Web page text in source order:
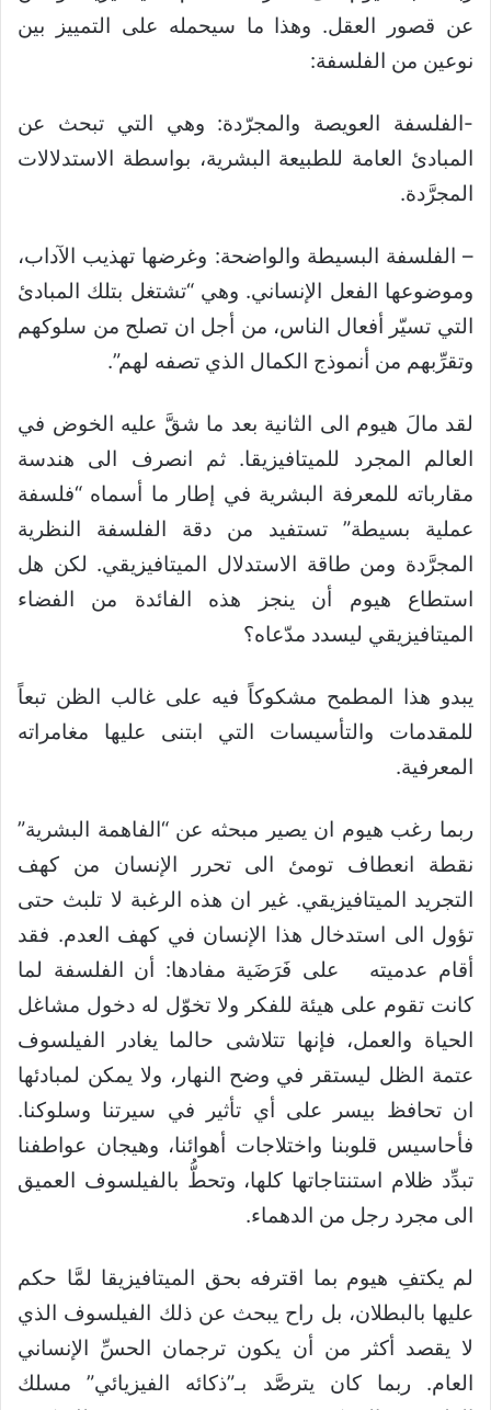
عن قصور العقل. وهذا ما سيحمله على التمييز بين
نوعين من الفلسفة:
-الفلسفة العويصة والمجرّدة: وهي التي تبحث عن
المبادئ العامة للطبيعة البشرية، بواسطة الاستدلالات
المجرَّدة.
– الفلسفة البسيطة والواضحة: وغرضها تهذيب الآداب،
وموضوعها الفعل الإنساني. وهي “تشتغل بتلك المبادئ
التي تسيّر أفعال الناس، من أجل ان تصلح من سلوكهم
وتقرِّبهم من أنموذج الكمال الذي تصفه لهم”.
لقد مالَ هيوم الى الثانية بعد ما شقَّ عليه الخوض في
العالم المجرد للميتافيزيقا. ثم انصرف الى هندسة
مقارباته للمعرفة البشرية في إطار ما أسماه “فلسفة
عملية بسيطة” تستفيد من دقة الفلسفة النظرية
المجرَّدة ومن طاقة الاستدلال الميتافيزيقي. لكن هل
استطاع هيوم أن ينجز هذه الفائدة من الفضاء
الميتافيزيقي ليسدد مدّعاه؟
يبدو هذا المطمح مشكوكاً فيه على غالب الظن تبعاً
للمقدمات والتأسيسات التي ابتنى عليها مغامراته
المعرفية.
ربما رغب هيوم ان يصير مبحثه عن “الفاهمة البشرية”
نقطة انعطاف تومئ الى تحرر الإنسان من كهف
التجريد الميتافيزيقي. غير ان هذه الرغبة لا تلبث حتى
تؤول الى استدخال هذا الإنسان في كهف العدم. فقد
أقام عدميته على فَرَضَية مفادها: أن الفلسفة لما
كانت تقوم على هيئة للفكر ولا تخوّل له دخول مشاغل
الحياة والعمل، فإنها تتلاشى حالما يغادر الفيلسوف
عتمة الظل ليستقر في وضح النهار، ولا يمكن لمبادئها
ان تحافظ بيسر على أي تأثير في سيرتنا وسلوكنا.
فأحاسيس قلوبنا واختلاجات أهوائنا، وهيجان عواطفنا
تبدِّد ظلام استنتاجاتها كلها، وتحطُّ بالفيلسوف العميق
الى مجرد رجل من الدهماء.
لم يكتفِ هيوم بما اقترفه بحق الميتافيزيقا لمَّا حكم
عليها بالبطلان، بل راح يبحث عن ذلك الفيلسوف الذي
لا يقصد أكثر من أن يكون ترجمان الحسِّ الإنساني
العام. ربما كان يترصَّد بـ”ذكائه الفيزيائي” مسلك